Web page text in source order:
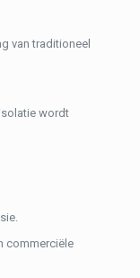
van traditioneel
wordt
commerciële